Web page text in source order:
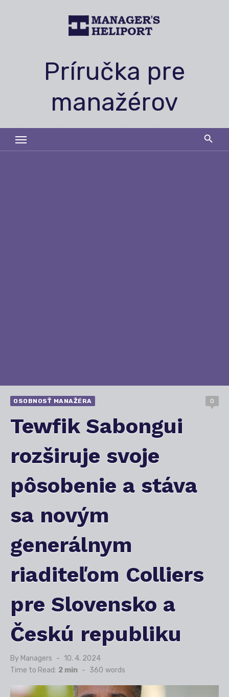
Príručka pre
manažérov
OSOBNOSŤ MANAŽÉRA 0
Tewfik Sabongui
rozširuje svoje
pôsobenie a stáva
sa novým
generálnym
riaditeľom Colliers
pre Slovensko a
Českú republiku
By Managers
Posted
on
10. 4. 2024
Time to Read: 2 min - 360 words